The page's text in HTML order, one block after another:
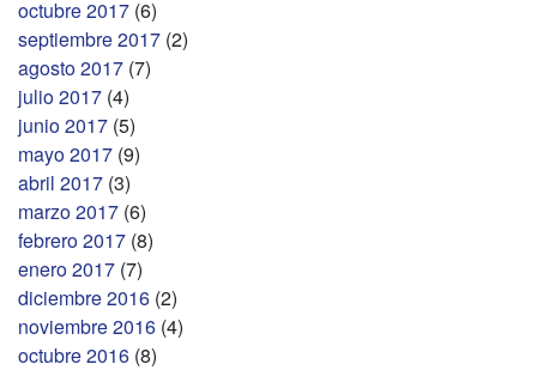
octubre 2017 (6)
septiembre 2017 (2)
agosto 2017 (7)
julio 2017 (4)
junio 2017 (5)
mayo 2017 (9)
abril 2017 (3)
marzo 2017 (6)
febrero 2017 (8)
enero 2017 (7)
diciembre 2016 (2)
noviembre 2016 (4)
octubre 2016 (8)